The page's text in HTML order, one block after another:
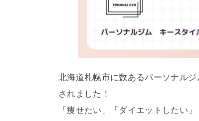
北海道札幌市に数あるパーソナル
されました！
「痩せたい」「ダイエットしたい